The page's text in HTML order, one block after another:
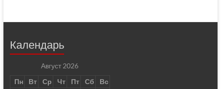
Календарь
Август 2026
Пн
Вт Ср Чт Пт Сб
Вс